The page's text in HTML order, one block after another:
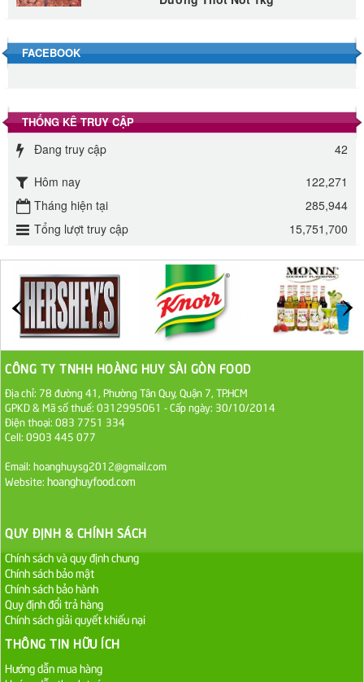
Đường phèn hạt Long An 500g
Đường phèn Long An bao 10kg
Đường mía thiên nhiên Biên Hòa gói 1kg
27.000 VND
Đường cát trắng An Khê bao 50kg
1.100.000 VND
36.000 VND
Dầu Ăn Tường An Cooking Oil 25kg
FACEBOOK
THỐNG KÊ TRUY CẬP
Đang truy cập
42
Hôm nay
122,271
Tháng hiện tại
285,944
Tổng lượt truy cập
15,751,700
CÔNG TY TNHH HOÀNG HUY SÀI GÒN FOOD
Địa chỉ: 78 đường 41, Phường Tân Quy, Quận 7, TP.HCM
GPKD & Mã số thuế: 0312995061 - Cấp ngày: 30/10/2014
Điện thoại: 083 7751 334
Cell: 0903 445 077
Email: hoanghuysg2012@gmail.com
Website: hoanghuyfood.com
QUY ĐỊNH & CHÍNH SÁCH
Chính sách và quy định chung
Chính sách bảo mật
Chính sách bảo hành
Quy định đổi trả hàng
Chính sách giải quyết khiếu nại
THÔNG TIN HỮU ÍCH
Hướng dẫn mua hàng